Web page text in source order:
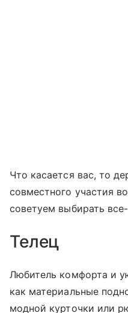
Что касается вас, то
совместного участия
советуем выбирать
Телец
Любитель комфорта и
как материальные
модной курточки или